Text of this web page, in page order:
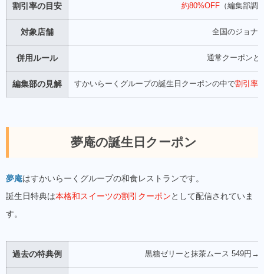
割引率の目安 約80%OFF （編集部調
対象店舗 全国のジョナ
併用ルール 通常クーポンと
編集部の見解 すかいらーくグループの誕生日クーポンの中で割引率
夢庵の誕生日クーポン
夢庵はすかいらーくグループの和食レストランです。
誕生日特典は本格和スイーツの割引クーポンとして配信されていま
す。
過去の特典例 黒糖ゼリーと抹茶ムース 549円→